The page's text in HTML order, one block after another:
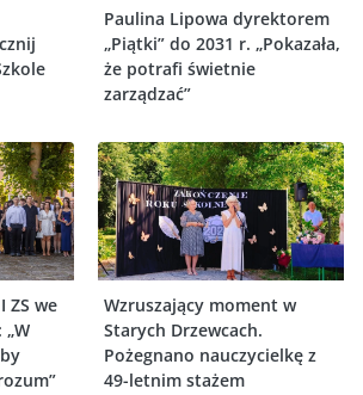
Paulina Lipowa dyrektorem
„Piątki” do 2031 r. „Pokazała,
że potrafi świetnie
zarządzać”
ZS we
Wzruszający moment w
Starych Drzewcach.
Pożegnano nauczycielkę z
49-letnim stażem